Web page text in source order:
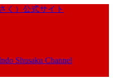
Shusaku Channel